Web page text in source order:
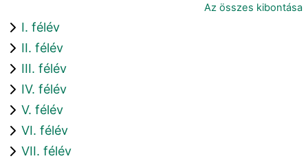
Az összes kibontása
I. félév
II. félév
III. félév
IV. félév
V. félév
VI. félév
VII. félév